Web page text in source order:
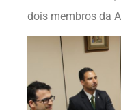
dois membros da